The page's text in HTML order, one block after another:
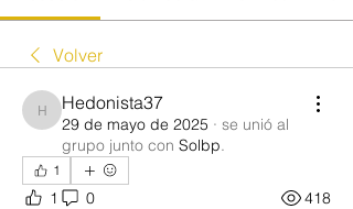
Volver
Hedonista37
Hedonista37
29 de mayo de 2025 · se unió al
grupo junto con Solbp.
1
1 0 418